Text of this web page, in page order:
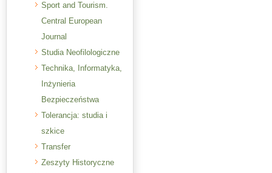
Sport and Tourism.
Central European
Journal
Studia Neofilologiczne
Technika, Informatyka,
Inżynieria
Bezpieczeństwa
Tolerancja: studia i
szkice
Transfer
Zeszyty Historyczne